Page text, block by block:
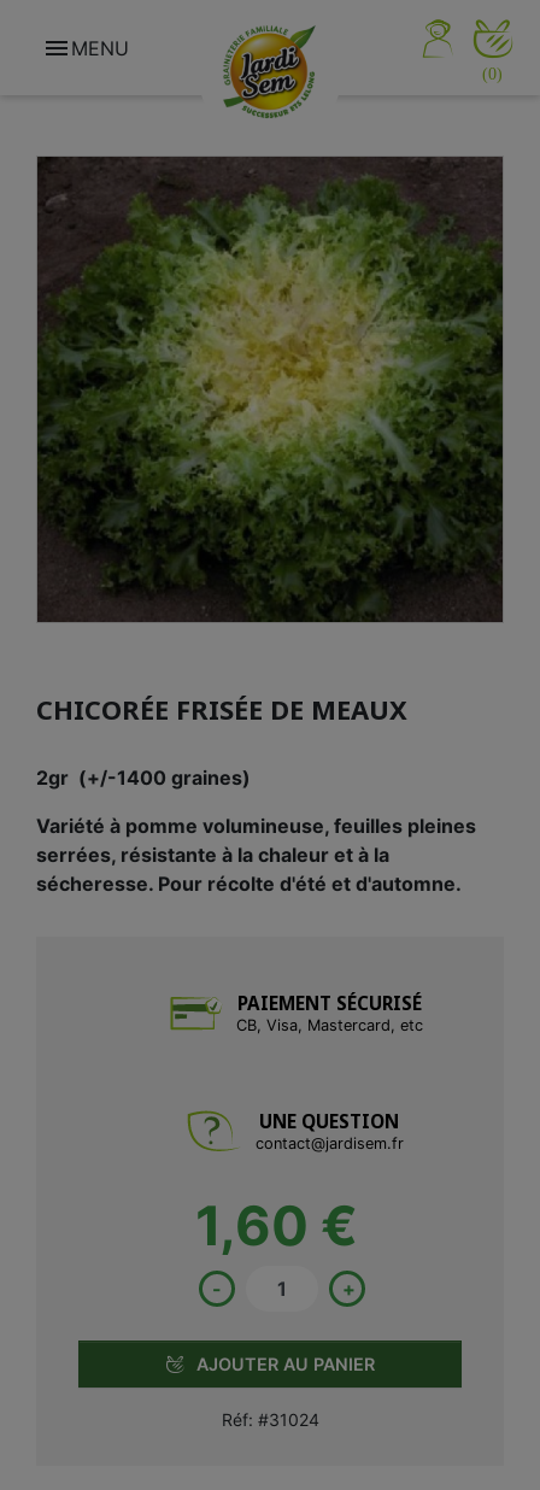
(0)
 MENU
CHICORÉE FRISÉE DE MEAUX
2gr (+/-1400 graines)
Variété à pomme volumineuse, feuilles pleines
serrées, résistante à la chaleur et à la
sécheresse. Pour récolte d'été et d'automne.
PAIEMENT SÉCURISÉ
CB, Visa, Mastercard, etc
UNE QUESTION
contact@jardisem.fr
1,60 €
- +
AJOUTER AU PANIER
Réf: #31024